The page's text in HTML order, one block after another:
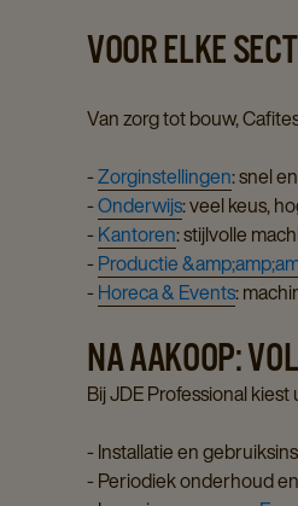
VOOR ELKE
Van zorg tot bouw,
-Zorginstellingen: snel
-Onderwijs: veel keus,
-Kantoren: stijlvolle
-Productie
-Horeca & Events:
NA AAKOOP:
Bij JDE Professional
- Installatie en
- Periodiek onderhoud